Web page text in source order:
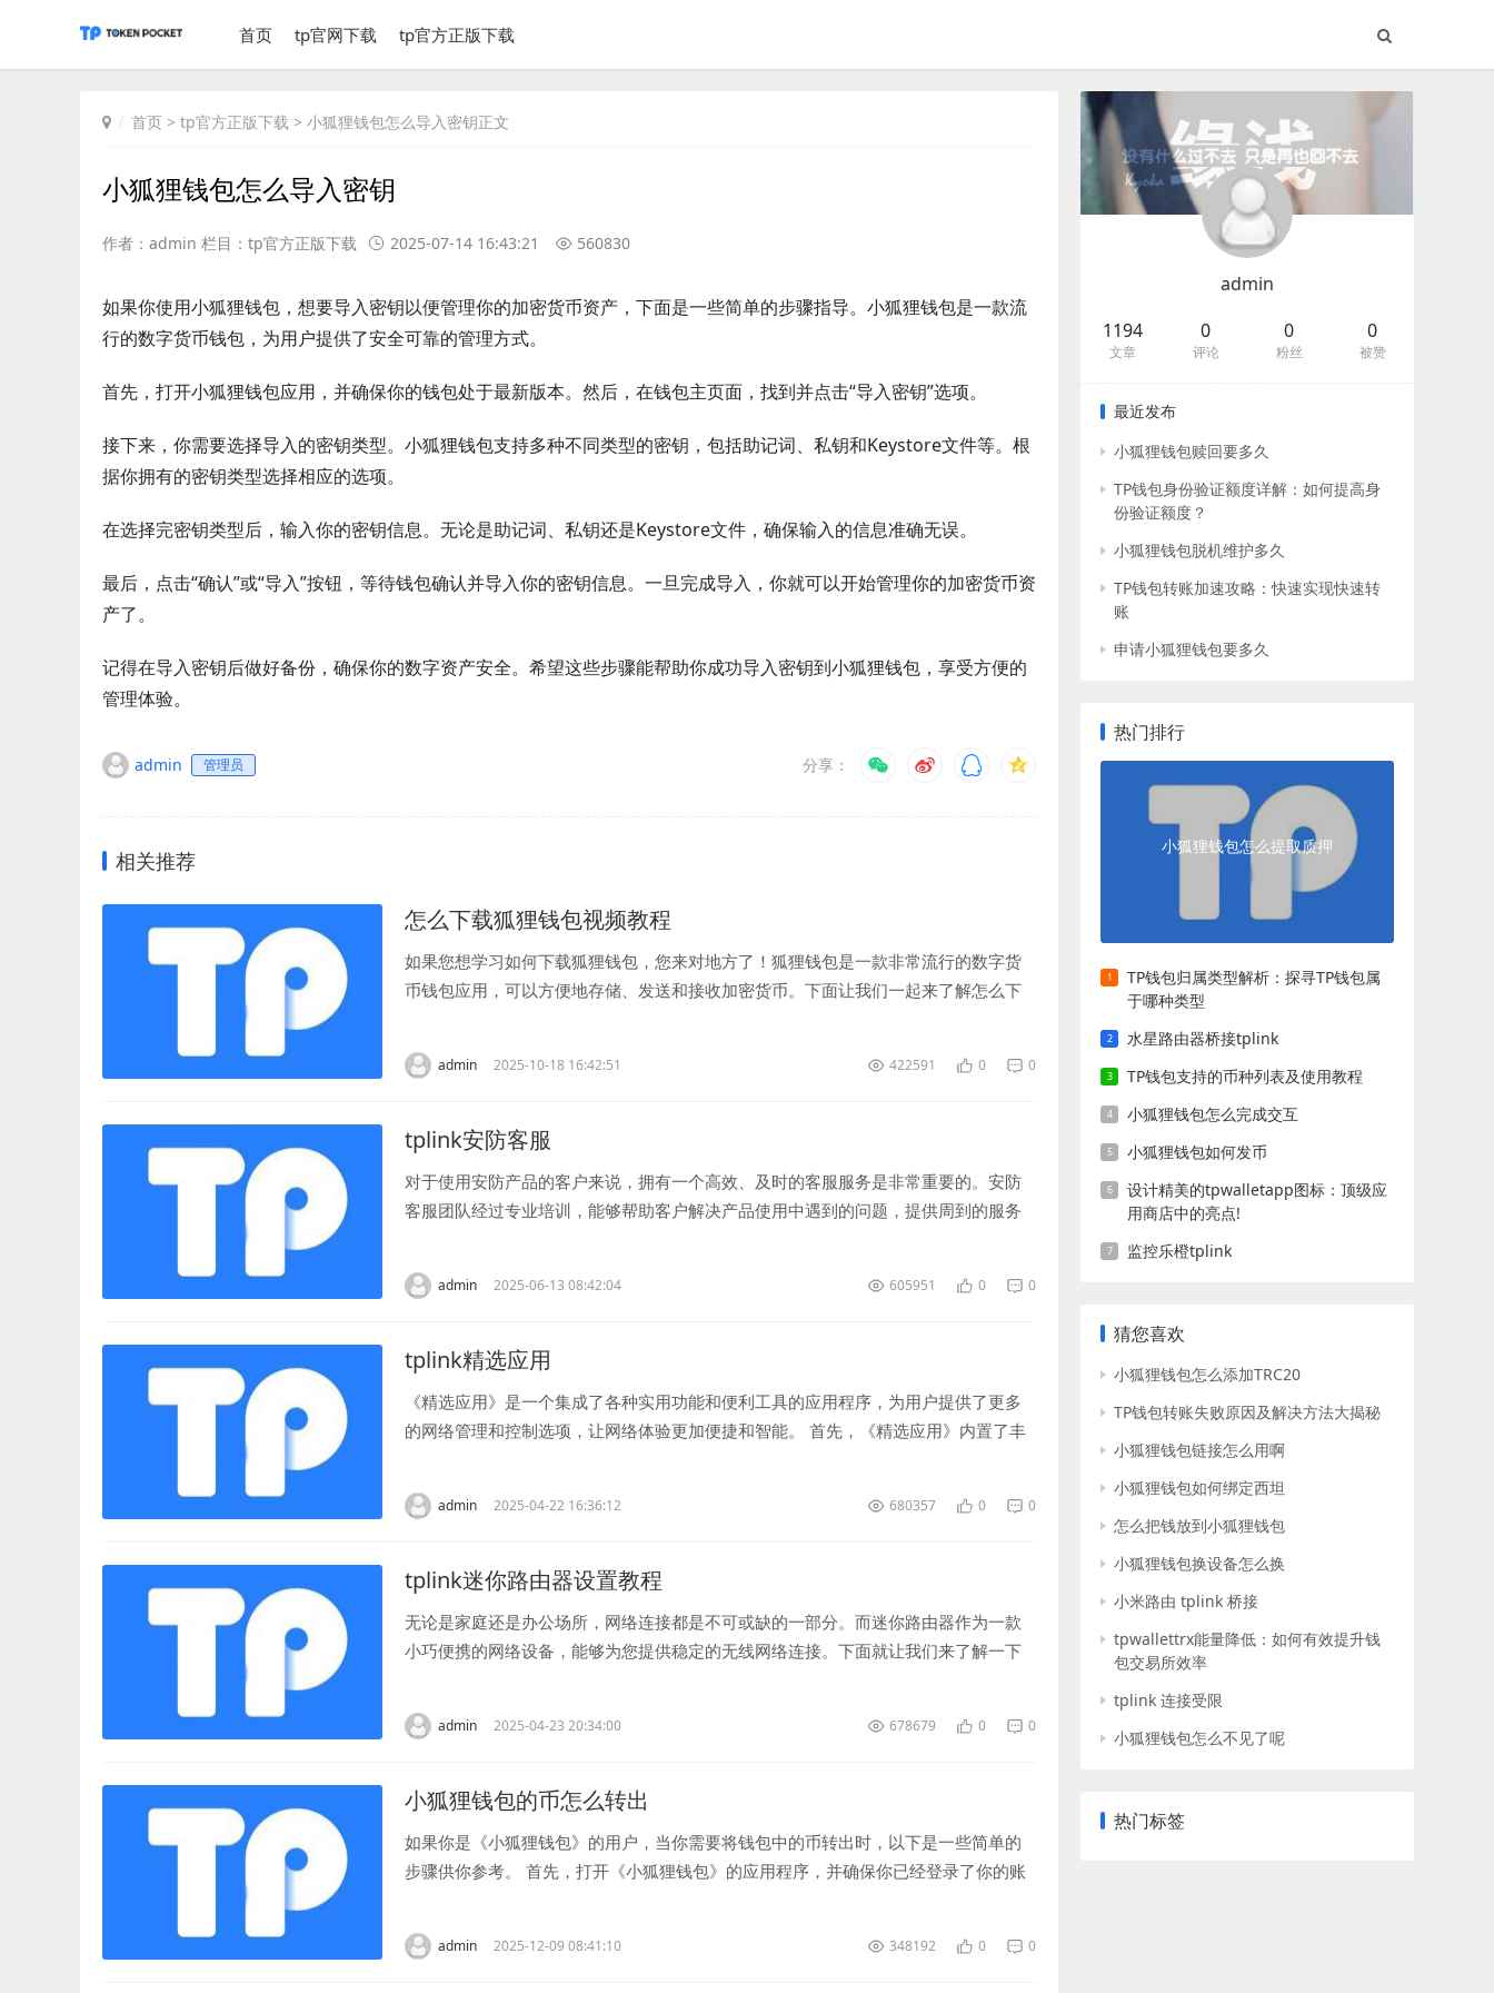
首页 tp官网下载 tp官方正版下载
首页 > tp官方正版下载 > 小狐狸钱包怎么导入密钥正文
小狐狸钱包怎么导入密钥
作者：admin 栏目： tp官方正版下载 2025-07-14 16:43:21 560830
如果你使用小狐狸钱包，想要导入密钥以便管理你的加密货币资产，下面是一些简单的步骤指导。小狐狸钱包是一款流
行的数字货币钱包，为用户提供了安全可靠的管理方式。
首先，打开小狐狸钱包应用，并确保你的钱包处于最新版本。然后，在钱包主页面，找到并点击“导入密钥”选项。
接下来，你需要选择导入的密钥类型。小狐狸钱包支持多种不同类型的密钥，包括助记词、私钥和Keystore文件等。根
据你拥有的密钥类型选择相应的选项。
在选择完密钥类型后，输入你的密钥信息。无论是助记词、私钥还是Keystore文件，确保输入的信息准确无误。
最后，点击“确认”或“导入”按钮，等待钱包确认并导入你的密钥信息。一旦完成导入，你就可以开始管理你的加密货币资
产了。
记得在导入密钥后做好备份，确保你的数字资产安全。希望这些步骤能帮助你成功导入密钥到小狐狸钱包，享受方便的
管理体验。
admin 管理员 分享：
相关推荐
怎么下载狐狸钱包视频教程
如果您想学习如何下载狐狸钱包，您来对地方了！狐狸钱包是一款非常流行的数字货
币钱包应用，可以方便地存储、发送和接收加密货币。下面让我们一起来了解怎么下
admin 2025-10-18 16:42:51 422591 0 0
tplink安防客服
对于使用安防产品的客户来说，拥有一个高效、及时的客服服务是非常重要的。安防
客服团队经过专业培训，能够帮助客户解决产品使用中遇到的问题，提供周到的服务
admin 2025-06-13 08:42:04 605951 0 0
tplink精选应用
《精选应用》是一个集成了各种实用功能和便利工具的应用程序，为用户提供了更多
的网络管理和控制选项，让网络体验更加便捷和智能。 首先，《精选应用》内置了丰
admin 2025-04-22 16:36:12 680357 0 0
tplink迷你路由器设置教程
无论是家庭还是办公场所，网络连接都是不可或缺的一部分。而迷你路由器作为一款
小巧便携的网络设备，能够为您提供稳定的无线网络连接。下面就让我们来了解一下
admin 2025-04-23 20:34:00 678679 0 0
小狐狸钱包的币怎么转出
如果你是《小狐狸钱包》的用户，当你需要将钱包中的币转出时，以下是一些简单的
步骤供你参考。 首先，打开《小狐狸钱包》的应用程序，并确保你已经登录了你的账
admin 2025-12-09 08:41:10 348192 0 0
admin
1194
文章
0
评论
0
粉丝
0
被赞
最近发布
小狐狸钱包赎回要多久
TP钱包身份验证额度详解：如何提高身
份验证额度？
小狐狸钱包脱机维护多久
TP钱包转账加速攻略：快速实现快速转
账
申请小狐狸钱包要多久
热门排行
小狐狸钱包怎么提取质押
TP钱包归属类型解析：探寻TP钱包属
于哪种类型
水星路由器桥接tplink
TP钱包支持的币种列表及使用教程
小狐狸钱包怎么完成交互
小狐狸钱包如何发币
设计精美的tpwalletapp图标：顶级应
用商店中的亮点!
监控乐橙tplink
猜您喜欢
小狐狸钱包怎么添加TRC20
TP钱包转账失败原因及解决方法大揭秘
小狐狸钱包链接怎么用啊
小狐狸钱包如何绑定西坦
怎么把钱放到小狐狸钱包
小狐狸钱包换设备怎么换
小米路由 tplink 桥接
tpwallettrx能量降低：如何有效提升钱
包交易所效率
tplink 连接受限
小狐狸钱包怎么不见了呢
热门标签